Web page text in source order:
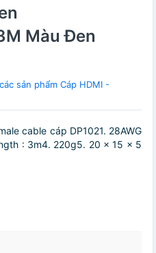
Màu Đen
sản phẩm Cáp HDMI -
cable cáp DP1021. 28AWG
: 3m4. 220g5. 20 x 15 x 5